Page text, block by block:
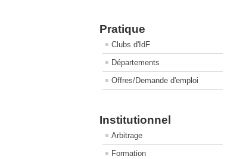
Pratique
Clubs d'IdF
Départements
Offres/Demande d'emploi
Institutionnel
Arbitrage
Formation